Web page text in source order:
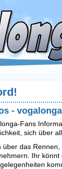
-
Fans
sich über
das
Ihr